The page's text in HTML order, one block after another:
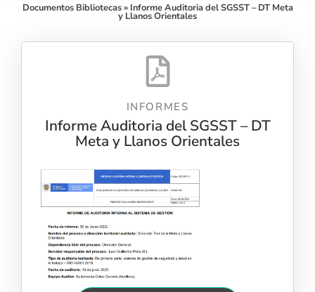
Documentos Bibliotecas» Informe Auditoria del SGSST – DT Meta
y Llanos Orientales
INFORMES
Informe Auditoria del SGSST – DT
Meta y Llanos Orientales